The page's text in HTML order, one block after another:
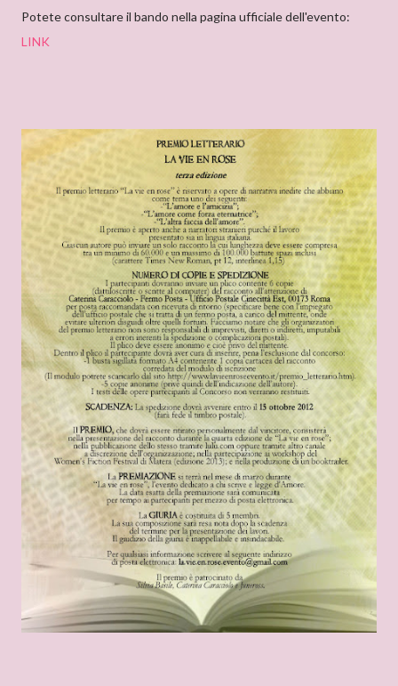
Potete consultare il bando nella pagina ufficiale dell'evento:
LINK